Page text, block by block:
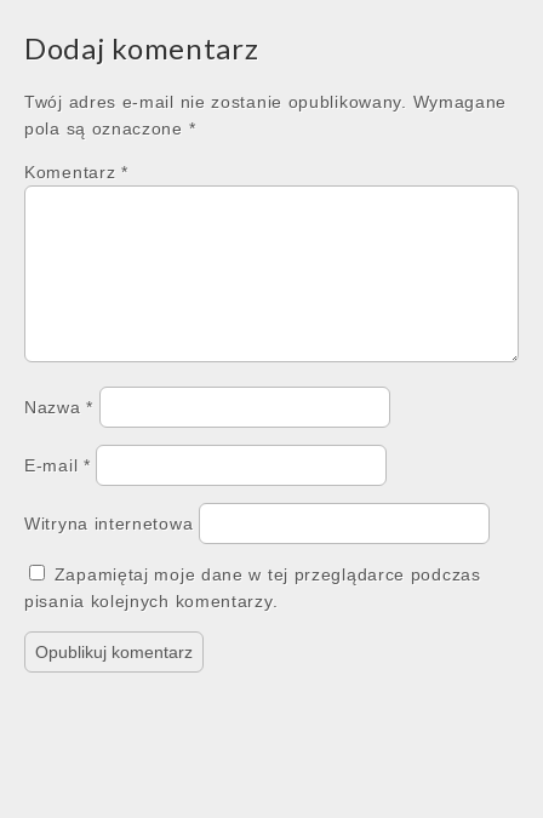
Dodaj komentarz
Twój adres e-mail nie zostanie opublikowany.
Wymagane
pola są oznaczone *
Komentarz *
Nazwa*
E-mail *
Witryna internetowa
Zapamiętaj moje dane w tej przeglądarce podczas
pisania kolejnych komentarzy.